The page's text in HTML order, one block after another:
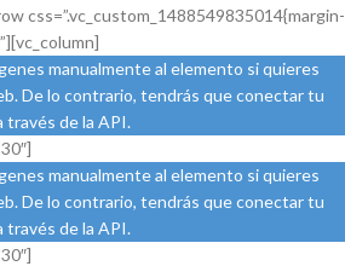
css=”.vc_custom_1488549835014{margin-
manualmente al elemento si quieres
De lo contrario, tendrás que conectar tu
través de la API.
manualmente al elemento si quieres
De lo contrario, tendrás que conectar tu
través de la API.